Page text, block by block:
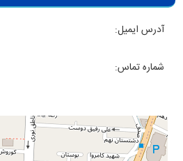
آدرس ایمیل:
شماره تماس: